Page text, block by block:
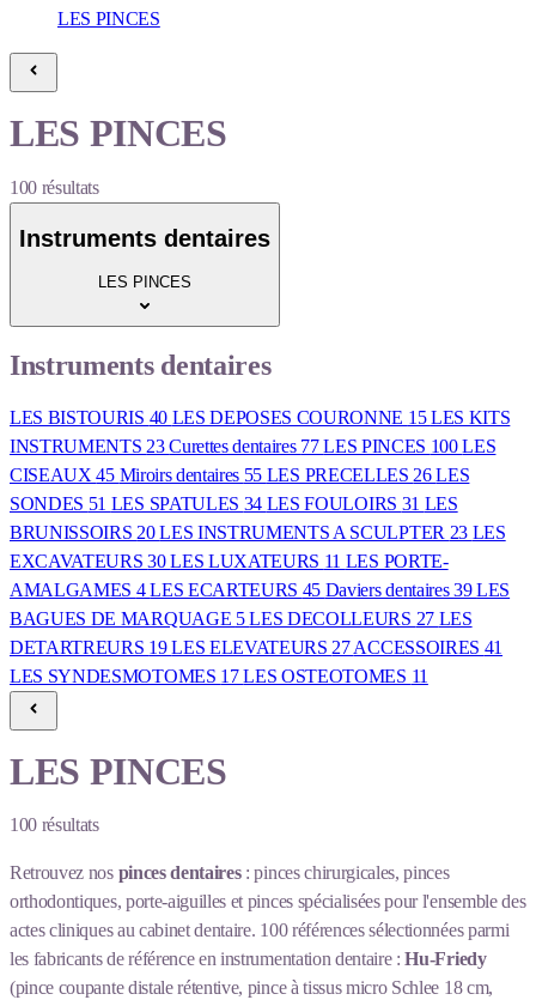
LES PINCES
LES PINCES
100 résultats
Instruments dentaires
LES PINCES
Instruments dentaires
LES BISTOURIS 40 LES DEPOSES COURONNE 15LES KITS
INSTRUMENTS 23Curettes dentaires 77LES PINCES 100LES
CISEAUX45 Miroirs dentaires 55 LES PRECELLES 26LES
SONDES 51 LES SPATULES 34 LES FOULOIRS 31 LES
BRUNISSOIRS 20LES INSTRUMENTS A SCULPTER 23 LES
EXCAVATEURS30LES LUXATEURS 11 LES PORTE-
AMALGAMES 4LES ECARTEURS 45 Daviers dentaires39LES
BAGUES DE MARQUAGE 5LES DECOLLEURS 27 LES
DETARTREURS 19LES ELEVATEURS 27ACCESSOIRES 41
LES SYNDESMOTOMES 17LES OSTEOTOMES 11
LES PINCES
100 résultats
Retrouvez nos pinces dentaires: pinces chirurgicales, pinces
orthodontiques, porte-aiguilles et pinces spécialisées pour l'ensemble des
actes cliniques au cabinet dentaire. 100 références sélectionnées parmi
les fabricants de référence en instrumentation dentaire :Hu-Friedy
(pince coupante distale rétentive, pince à tissus micro Schlee 18 cm,